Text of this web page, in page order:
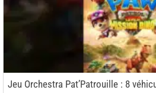
Jeu Orchestra Pat’Patrouille : 8